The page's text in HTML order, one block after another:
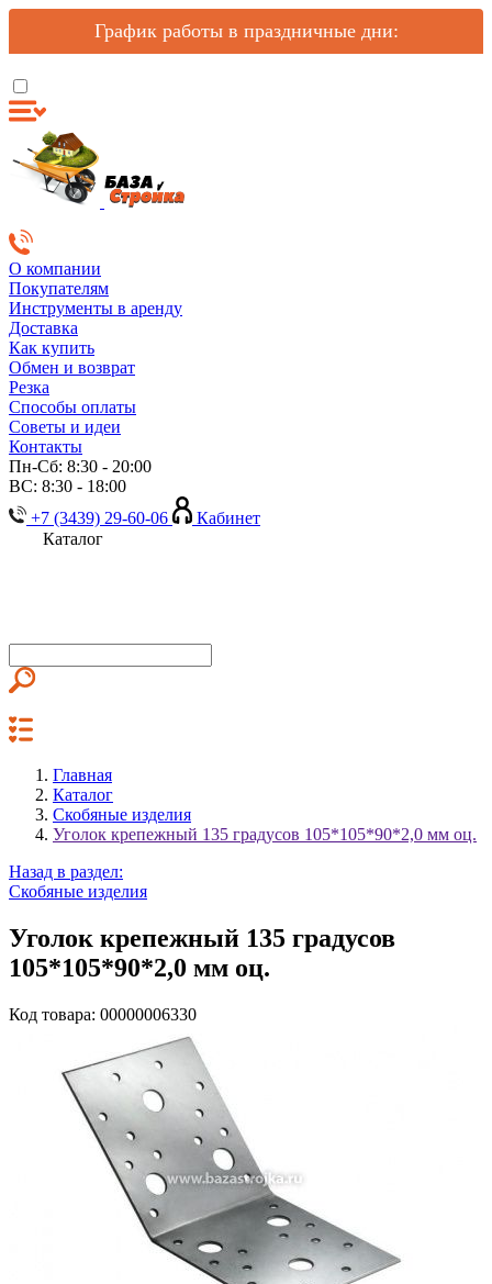
График работы в праздничные дни:
О компании
Покупателям
Инструменты в аренду
Доставка
Как купить
Обмен и возврат
Резка
Способы оплаты
Советы и идеи
Контакты
Пн-Сб: 8:30 - 20:00
ВС: 8:30 - 18:00
+7 (3439) 29-60-06
Кабинет
Каталог
Главная
Каталог
Скобяные изделия
Уголок крепежный 135 градусов 105*105*90*2,0 мм оц.
Назад в раздел:
Скобяные изделия
Уголок крепежный 135 градусов
105*105*90*2,0 мм оц.
Код товара: 00000006330